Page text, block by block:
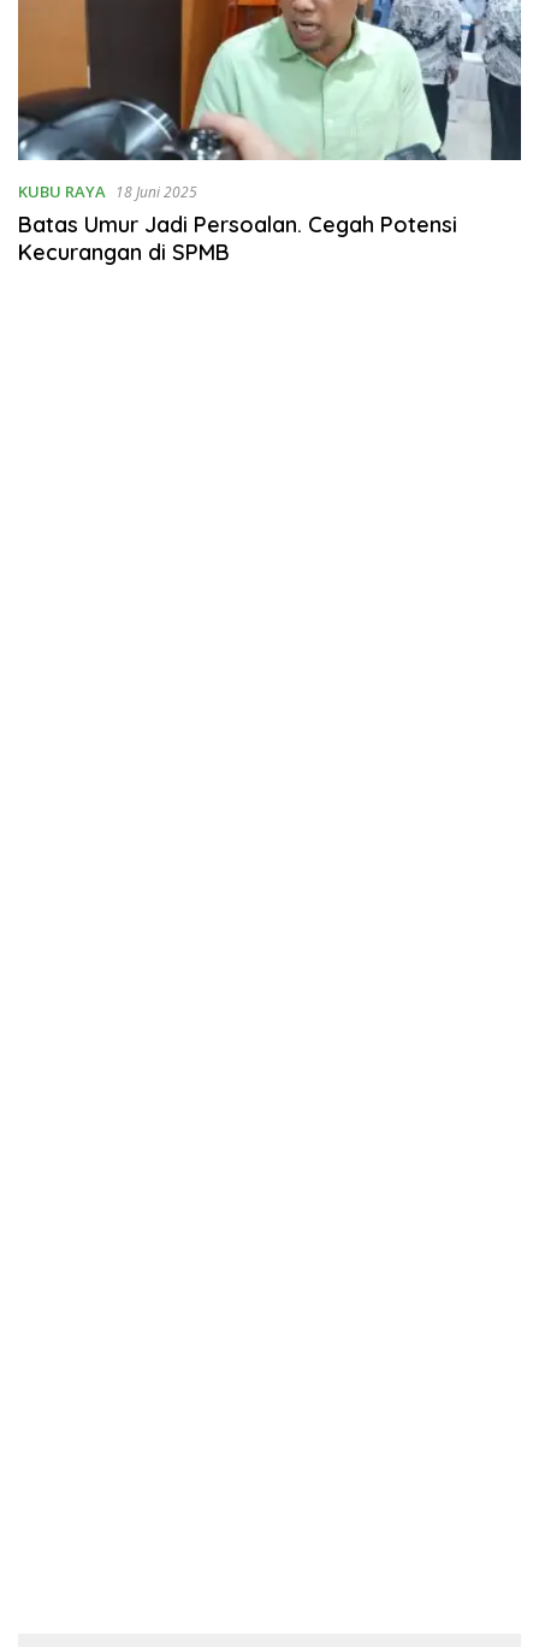
KUBU RAYA 18 Juni 2025
Batas Umur Jadi Persoalan. Cegah Potensi
Kecurangan di SPMB